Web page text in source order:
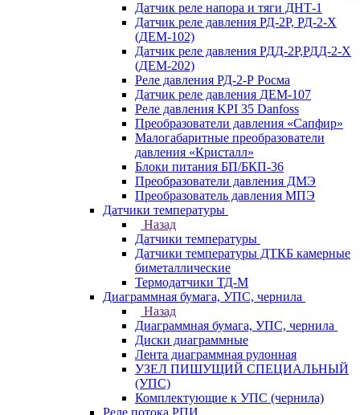
Датчик реле напора и тяги ДНТ-1
Датчик реле давления РД-2Р, РД-2-Х
(ДЕМ-102)
Датчик реле давления РДД-2Р,РДД-2-Х
(ДЕМ-202)
Реле давления РД-2-Р Росма
Датчик реле давления ДЕМ-107
Реле давления KPI 35 Danfoss
Преобразователи давления «Сапфир»
Малогабаритные преобразователи
давления «Кристалл»
Блоки питания БП/БКП-36
Преобразователи давления ДМЭ
Преобразователь давления МПЭ
Датчики температуры
Назад
Датчики температуры
Датчики температуры ДТКБ камерные
биметаллические
Термодатчики ТД-М
Диаграммная бумага, УПС, чернила
Назад
Диаграммная бумага, УПС, чернила
Диски диаграммные
Лента диаграммная рулонная
УЗЕЛ ПИШУЩИЙ СПЕЦИАЛЬНЫЙ
(УПС)
Комплектующие к УПС (чернила)
Реле потока РПИ